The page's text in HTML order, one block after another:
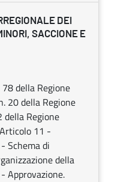
DEI
SACCIONE E
della Regione
20 della Regione
della Regione
11 -
Schema di
della
Approvazione.